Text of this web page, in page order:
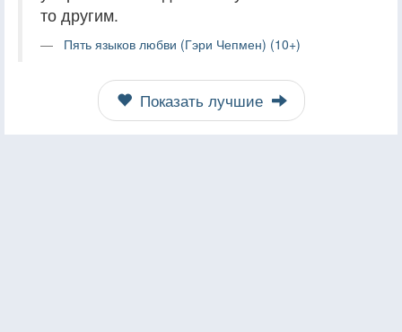
то другим.
Пять языков любви (Гэри Чепмен) (10+)
Показать лучшие